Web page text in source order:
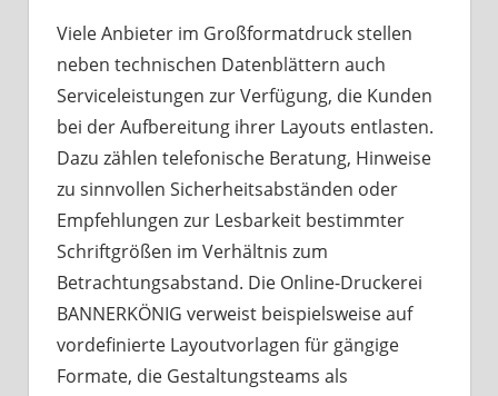
Viele Anbieter im Großformatdruck stellen
neben technischen Datenblättern auch
Serviceleistungen zur Verfügung, die Kunden
bei der Aufbereitung ihrer Layouts entlasten.
Dazu zählen telefonische Beratung, Hinweise
zu sinnvollen Sicherheitsabständen oder
Empfehlungen zur Lesbarkeit bestimmter
Schriftgrößen im Verhältnis zum
Betrachtungsabstand. Die Online-Druckerei
BANNERKÖNIG verweist beispielsweise auf
vordefinierte Layoutvorlagen für gängige
Formate, die Gestaltungsteams als